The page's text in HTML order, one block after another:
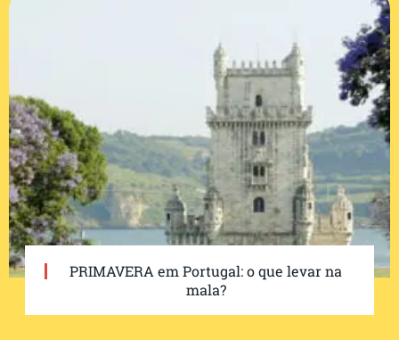
PRIMAVERA em Portugal: o que levar na
mala?